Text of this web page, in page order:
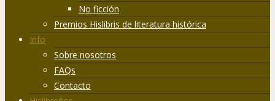
No ficción
Premios Hislibris de literatura histórica
Info
Sobre nosotros
FAQs
Contacto